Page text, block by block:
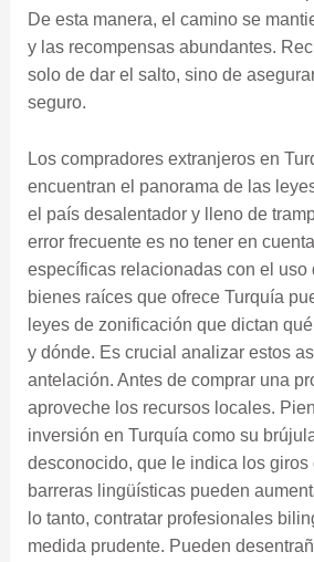
De esta manera, el camino se
y las recompensas abundantes.
solo de dar el salto, sino de
seguro.
Los compradores extranjeros en
encuentran el panorama de las
el país desalentador y lleno de
error frecuente es no tener en
específicas relacionadas con el uso
bienes raíces que ofrece Turquía
leyes de zonificación que dictan
y dónde. Es crucial analizar estos
antelación. Antes de comprar una
aproveche los recursos locales.
inversión en Turquía como su
desconocido, que le indica los giros
barreras lingüísticas pueden
lo tanto, contratar profesionales
medida prudente. Pueden